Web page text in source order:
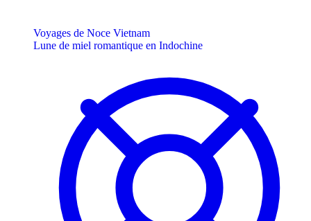
Voyages de Noce Vietnam
Lune de miel romantique en Indochine